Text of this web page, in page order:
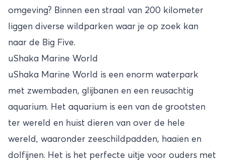
omgeving? Binnen een straal van 200 kilometer
liggen diverse wildparken waar je op zoek kan
naar de Big Five.
uShaka Marine World
uShaka Marine World is een enorm waterpark
met zwembaden, glijbanen en een reusachtig
aquarium. Het aquarium is een van de grootsten
ter wereld en huist dieren van over de hele
wereld, waaronder zeeschildpadden, haaien en
dolfijnen. Het is het perfecte uitje voor ouders met